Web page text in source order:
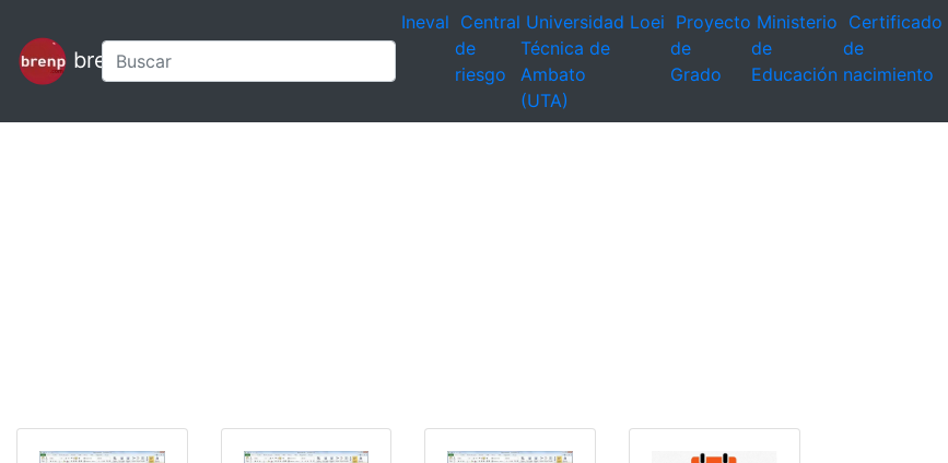
brenp
Ineval Central
de
riesgo
Universidad
Técnica de
Ambato
(UTA)
Loei Proyecto
de
Grado
Ministerio
de
Educación
Certificado
de
nacimiento